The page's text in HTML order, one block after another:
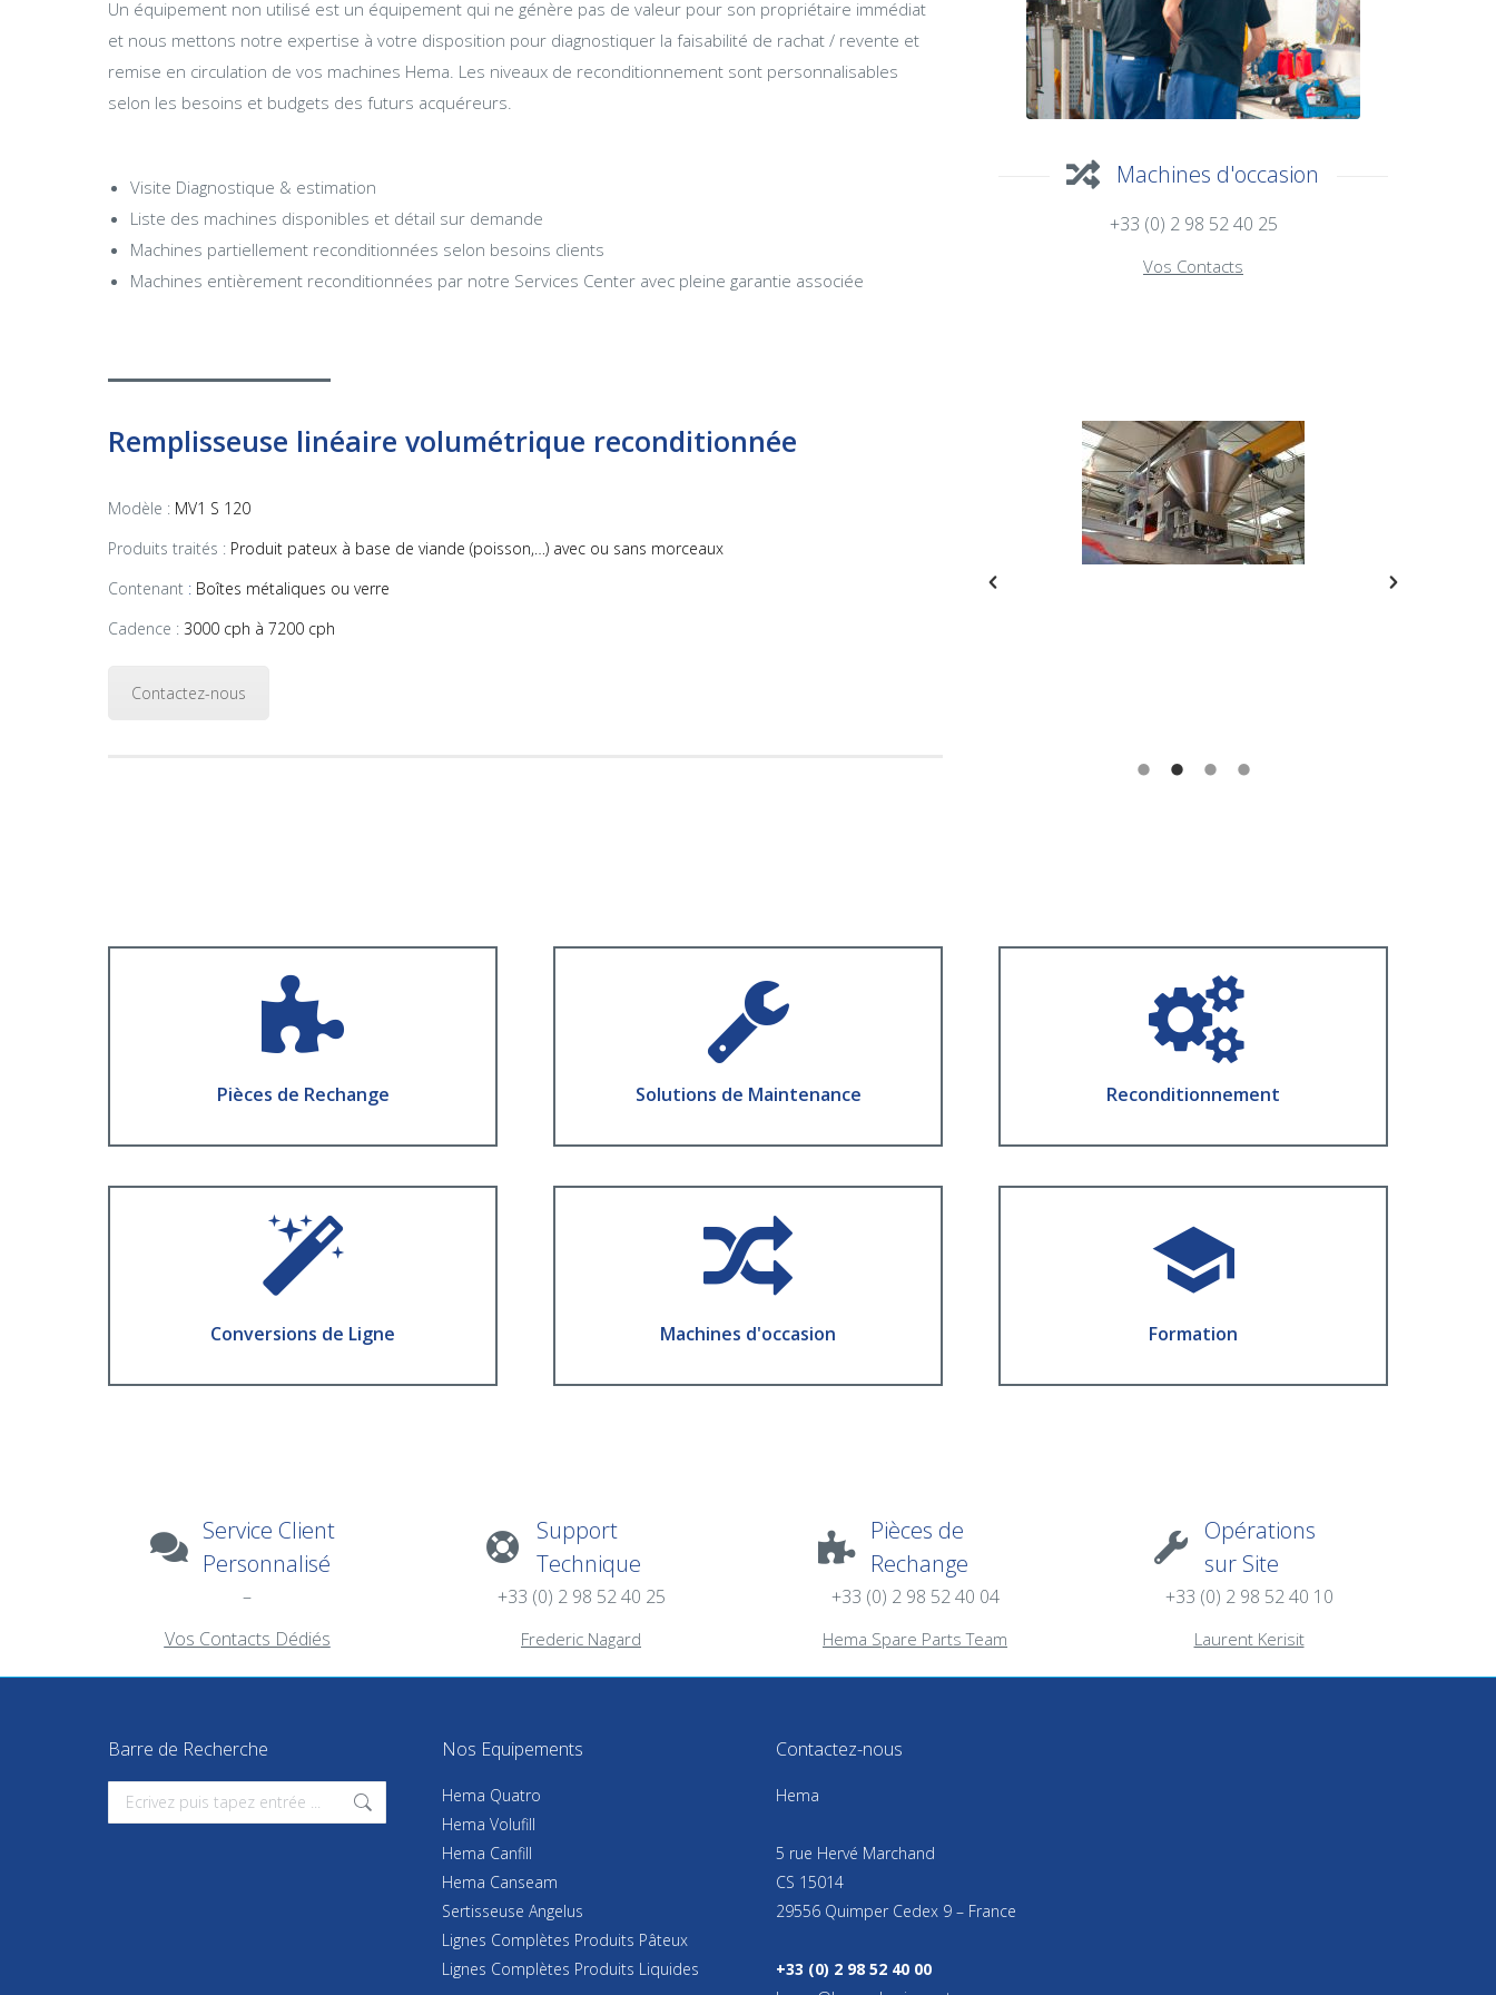
Un équipement non utilisé est un équipement qui ne génère pas de valeur pour son propriétaire immédiat
et nous mettons notre expertise à votre disposition pour diagnostiquer la faisabilité de rachat / revente et
remise en circulation de vos machines Hema. Les niveaux de reconditionnement sont personnalisables
selon les besoins et budgets des futurs acquéreurs.
Visite Diagnostique & estimation
Liste des machines disponibles et détail sur demande
Machines partiellement reconditionnées selon besoins clients
Machines entièrement reconditionnées par notre Services Center avec pleine garantie associée
Machines d'occasion
+33 (0) 2 98 52 40 25
Vos Contacts
Remplisseuse linéaire volumétrique reconditionnée
Modèle : MV1 S 120
Produits traités : Produit pateux à base de viande (poisson,…) avec ou sans morceaux
Contenant : Boîtes métaliques ou verre
Cadence : 3000 cph à 7200 cph
Contactez-nous
Pièces de Rechange
Pièces de Rechange
La disponibilité et la qualité d'un fabricant
d’équipements d’origine
Solutions de Maintenance
Optimisez la disponibilité opérationnelle de
vos équipements et votre performance
industrielle
Reconditionnement
Reconditionnement
Assurer la longévité de vos ressources
opérationnelles
Conversions de Ligne
Conversions de Ligne
La flexibilité nécessaire pour évoluer avec son
temps
Machines d'occasion
Machines d'occasion
Une gamme de machines à des conditions
maitrisées
Formation
Formation
Des équipes compétentes pour un
démarrage rapide
Service Client
Personnalisé
–
Vos Contacts Dédiés
Support
Technique
+33 (0) 2 98 52 40 25
Frederic Nagard
Pièces de
Rechange
+33 (0) 2 98 52 40 04
Hema Spare Parts Team
Opérations
sur Site
+33 (0) 2 98 52 40 10
Laurent Kerisit
Barre de Recherche
Search:
Nos Equipements
Hema Quatro
Hema Volufill
Hema Canfill
Hema Canseam
Sertisseuse Angelus
Lignes Complètes Produits Pâteux
Lignes Complètes Produits Liquides
Contactez-nous
Hema
5 rue Hervé Marchand
CS 15014
29556 Quimper Cedex 9 – France
+33 (0) 2 98 52 40 00